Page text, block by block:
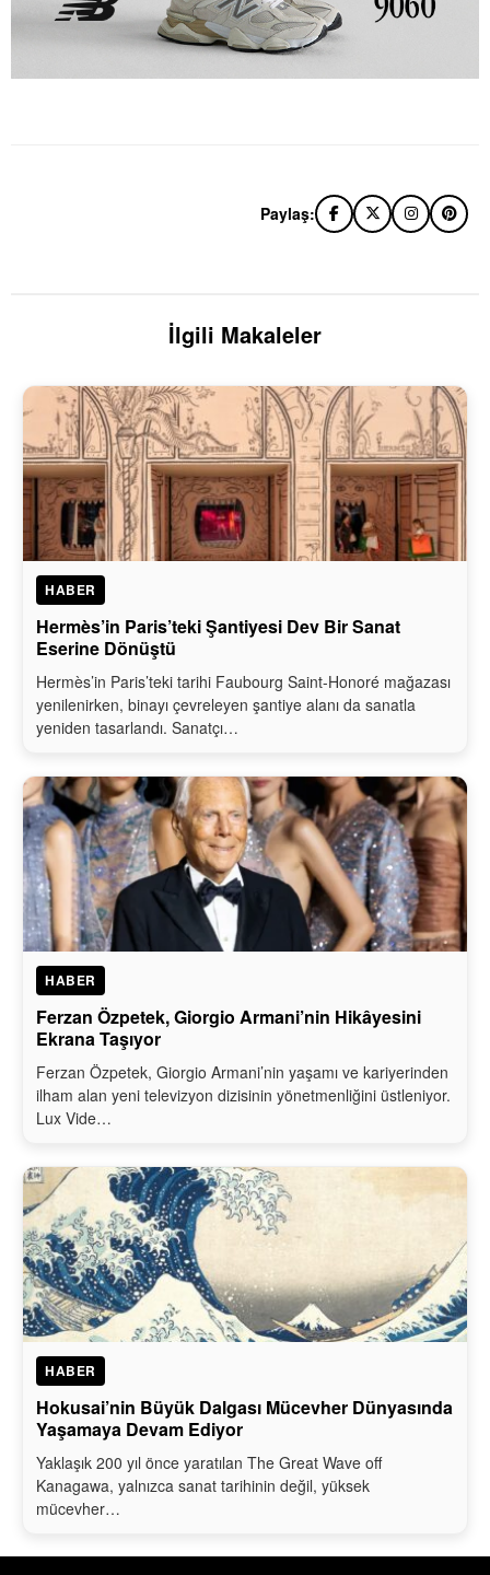
Paylaş:
İlgili Makaleler
HABER
Hermès’in Paris’teki Şantiyesi Dev Bir Sanat
Eserine Dönüştü
Hermès’in Paris’teki tarihi Faubourg Saint-Honoré mağazası
yenilenirken, binayı çevreleyen şantiye alanı da sanatla
yeniden tasarlandı. Sanatçı…
HABER
Ferzan Özpetek, Giorgio Armani’nin Hikâyesini
Ekrana Taşıyor
Ferzan Özpetek, Giorgio Armani’nin yaşamı ve kariyerinden
ilham alan yeni televizyon dizisinin yönetmenliğini üstleniyor.
Lux Vide…
HABER
Hokusai’nin Büyük Dalgası Mücevher Dünyasında
Yaşamaya Devam Ediyor
Yaklaşık 200 yıl önce yaratılan The Great Wave off
Kanagawa, yalnızca sanat tarihinin değil, yüksek
mücevher…